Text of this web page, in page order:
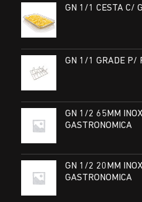
GN 1/1 CESTA C/
GN 1/1 GRADE P/
GN 1/2 65MM
GASTRONOMICA
GN 1/2 20MM
GASTRONOMICA